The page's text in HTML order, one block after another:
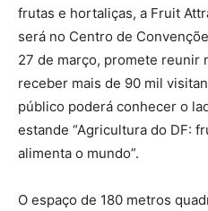
frutas e hortaliças, a Fruit
será no Centro de
27 de março, promete reunir
receber mais de 90 mil
público poderá conhecer o
estande “Agricultura do DF:
alimenta o mundo”.
O espaço de 180 metros